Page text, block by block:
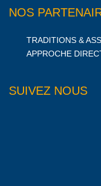
NOS
TRADITIONS &
APPROCHE
SUIVEZ NOUS